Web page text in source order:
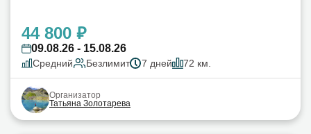
44 800 ₽
09.08.26 - 15.08.26
Средний Безлимит 7 дней 72 км.
Организатор
Татьяна Золотарева